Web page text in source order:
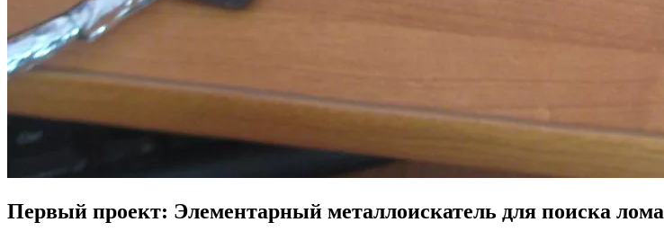
Первый проект: Элементарный металлоискатель для поиска лома